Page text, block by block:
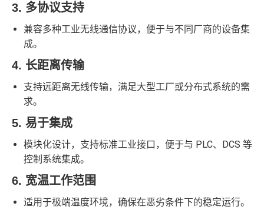
3. 多协议支持
兼容多种工业无线通信协议，便于与不同厂商的设备集
成。
4. 长距离传输
支持远距离无线传输，满足大型工厂或分布式系统的需
求。
5. 易于集成
模块化设计，支持标准工业接口，便于与 PLC、DCS 等
控制系统集成。
6. 宽温工作范围
适用于极端温度环境，确保在恶劣条件下的稳定运行。